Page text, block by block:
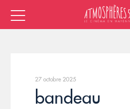
27 octobre 2025
bandeau